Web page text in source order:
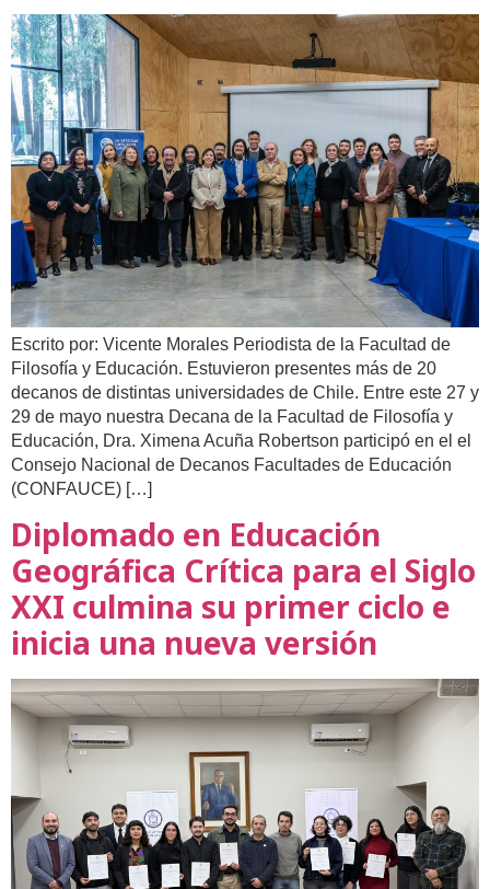
Escrito por: Vicente Morales Periodista de la Facultad de
Filosofía y Educación. Estuvieron presentes más de 20
decanos de distintas universidades de Chile. Entre este 27 y
29 de mayo nuestra Decana de la Facultad de Filosofía y
Educación, Dra. Ximena Acuña Robertson participó en el el
Consejo Nacional de Decanos Facultades de Educación
(CONFAUCE) […]
Diplomado en Educación
Geográfica Crítica para el Siglo
XXI culmina su primer ciclo e
inicia una nueva versión